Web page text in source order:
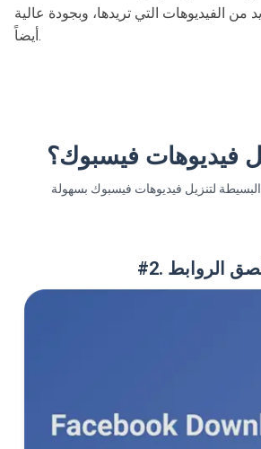
من الفيديوهات التي تريدها، وبجودة عالية
أيضاً.
فيديوهات فيسبوك؟
لتنزيل فيديوهات فيسبوك بسهولة
لصق الروابط